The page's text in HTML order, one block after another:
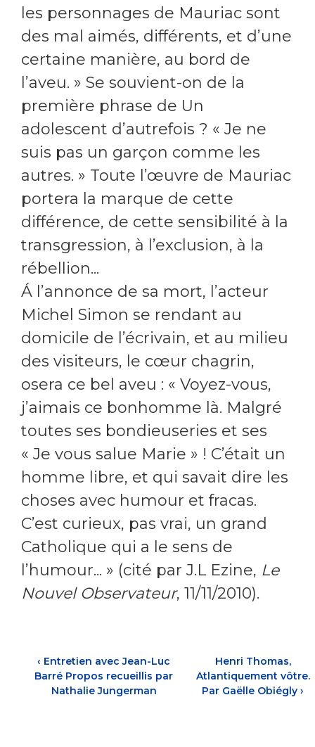
les personnages de Mauriac sont
des mal aimés, différents, et d’une
certaine manière, au bord de
l’aveu. » Se souvient-on de la
première phrase de Un
adolescent d’autrefois ? « Je ne
suis pas un garçon comme les
autres. » Toute l’œuvre de Mauriac
portera la marque de cette
différence, de cette sensibilité à la
transgression, à l’exclusion, à la
rébellion...
Á l’annonce de sa mort, l’acteur
Michel Simon se rendant au
domicile de l’écrivain, et au milieu
des visiteurs, le cœur chagrin,
osera ce bel aveu : « Voyez-vous,
j’aimais ce bonhomme là. Malgré
toutes ses bondieuseries et ses
« Je vous salue Marie » ! C’était un
homme libre, et qui savait dire les
choses avec humour et fracas.
C’est curieux, pas vrai, un grand
Catholique qui a le sens de
l’humour... » (cité par J.L Ezine, Le
Nouvel Observateur, 11/11/2010).
‹ Entretien avec Jean-Luc
Barré Propos recueillis par
Nathalie Jungerman
Henri Thomas,
Atlantiquement vôtre.
Par Gaëlle Obiégly›